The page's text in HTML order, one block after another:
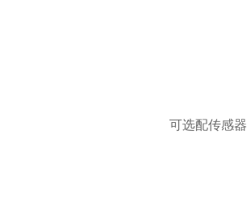
可选配传感器